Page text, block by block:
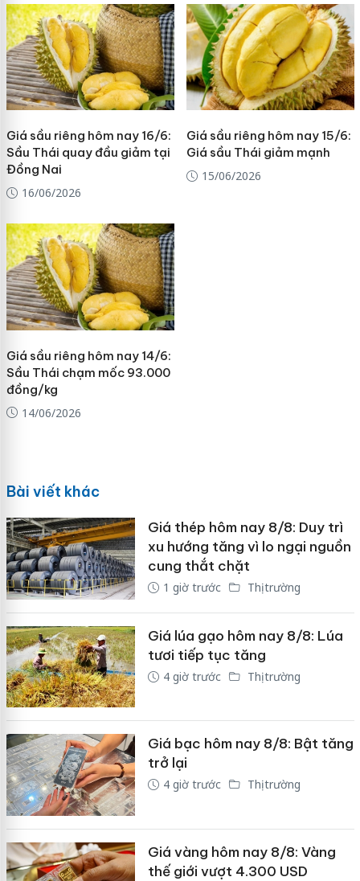
Giá sầu riêng hôm nay 16/6:
Sầu Thái quay đầu giảm tại
Đồng Nai
16/06/2026
Giá sầu riêng hôm nay 15/6:
Giá sầu Thái giảm mạnh
15/06/2026
Giá sầu riêng hôm nay 14/6:
Sầu Thái chạm mốc 93.000
đồng/kg
14/06/2026
Bài viết khác
Giá thép hôm nay 8/8: Duy trì
xu hướng tăng vì lo ngại nguồn
cung thắt chặt
1 giờ trước Thị trường
Giá lúa gạo hôm nay 8/8: Lúa
tươi tiếp tục tăng
4 giờ trước Thị trường
Giá bạc hôm nay 8/8: Bật tăng
trở lại
4 giờ trước Thị trường
Giá vàng hôm nay 8/8: Vàng
thế giới vượt 4.300 USD